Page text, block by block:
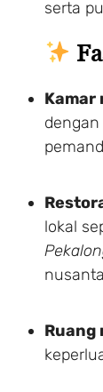
serta
Kamar
dengan
lokal
Ruang